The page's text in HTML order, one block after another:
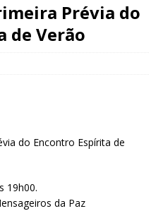
Prévia do
de Verão
do Encontro Espírita de
19h00.
da Paz